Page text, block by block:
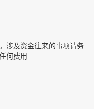
涉及资金往来的事项请务
何费用